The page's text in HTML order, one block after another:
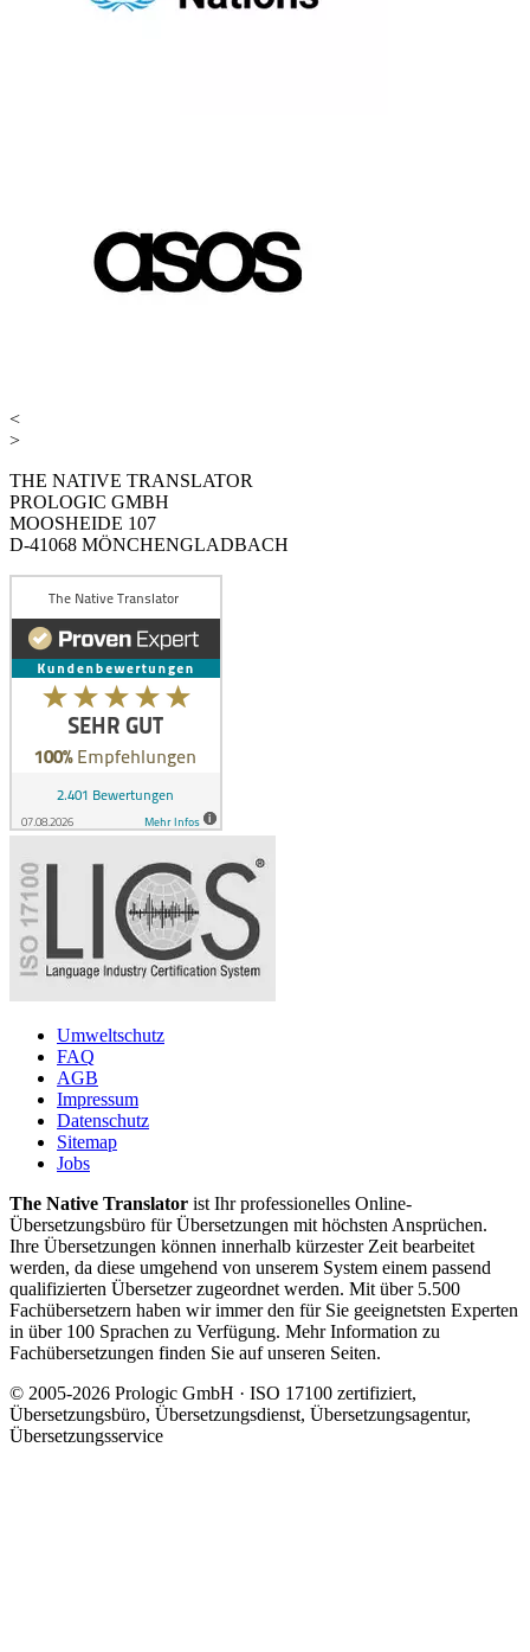
<
>
THE NATIVE TRANSLATOR
PROLOGIC GMBH
MOOSHEIDE 107
D-41068 MÖNCHENGLADBACH
Umweltschutz
FAQ
AGB
Impressum
Datenschutz
Sitemap
Jobs
The Native Translator ist Ihr professionelles Online-
Übersetzungsbüro für Übersetzungen mit höchsten Ansprüchen.
Ihre Übersetzungen können innerhalb kürzester Zeit bearbeitet
werden, da diese umgehend von unserem System einem passend
qualifizierten Übersetzer zugeordnet werden. Mit über 5.500
Fachübersetzern haben wir immer den für Sie geeignetsten Experten
in über 100 Sprachen zu Verfügung. Mehr Information zu
Fachübersetzungen finden Sie auf unseren Seiten.
© 2005-2026 Prologic GmbH · ISO 17100 zertifiziert,
Übersetzungsbüro, Übersetzungsdienst, Übersetzungsagentur,
Übersetzungsservice